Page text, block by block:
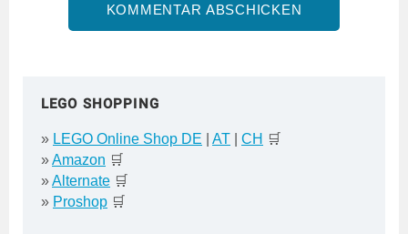
LEGO SHOPPING
» LEGO Online Shop DE AT CH 🛒
»Amazon 🛒
»Alternate 🛒
» Proshop 🛒